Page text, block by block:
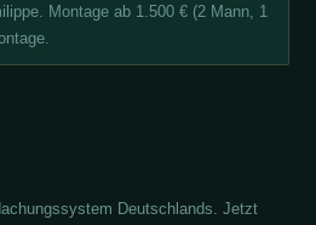
Montage ab 1.500 € (2 Mann, 1
Deutschlands. Jetzt